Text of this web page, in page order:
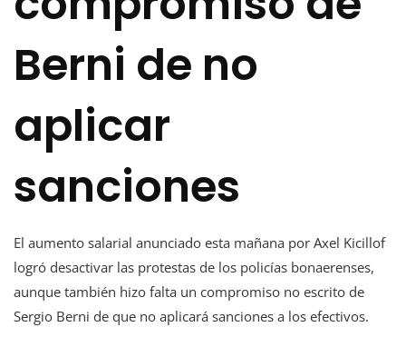
Berni de no
aplicar
sanciones
El aumento salarial anunciado esta mañana por Axel Kicillof
logró desactivar las protestas de los policías bonaerenses,
aunque también hizo falta un compromiso no escrito de
Sergio Berni de que no aplicará sanciones a los efectivos.